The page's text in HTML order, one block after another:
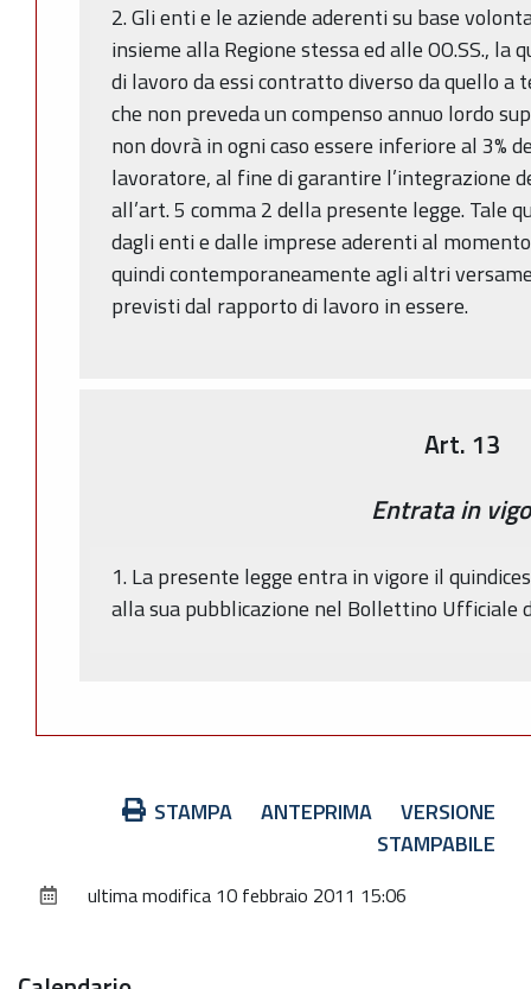
2. Gli enti e le aziende aderenti su base
insieme alla Regione stessa ed alle OO.SS.,
di lavoro da essi contratto diverso da quello a
che non preveda un compenso annuo lordo
non dovrà in ogni caso essere inferiore al 3%
lavoratore, al fine di garantire l’integrazione
all’art. 5 comma 2 della presente legge. Tale
dagli enti e dalle imprese aderenti al
quindi contemporaneamente agli altri
previsti dal rapporto di lavoro in essere.
Art. 13
Entrata in
1. La presente legge entra in vigore il
alla sua pubblicazione nel Bollettino Ufficiale
STAMPA ANTEPRIMA
VERSIONE
STAMPABILE
ultima modifica 10 febbraio 2011 15:06